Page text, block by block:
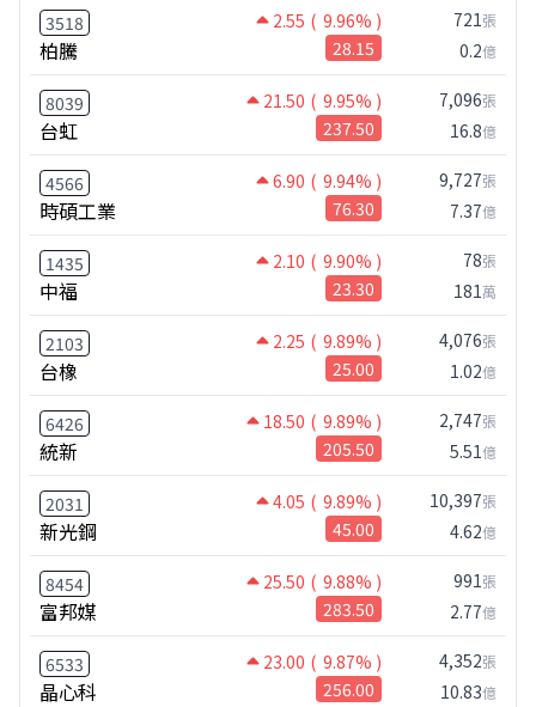
3518 2.55 ( 9.96% )
柏騰 28.15
721張
0.2億
8039 21.50 ( 9.95% )
台虹 237.50
7,096張
16.8億
4566 6.90 ( 9.94% )
時碩工業 76.30
9,727張
7.37億
1435 2.10 ( 9.90% )
中福 23.30
78張
181萬
2103 2.25 ( 9.89% )
台橡 25.00
4,076張
1.02億
6426 18.50 ( 9.89% )
統新 205.50
2,747張
5.51億
2031 4.05 ( 9.89% )
新光鋼 45.00
10,397張
4.62億
8454 25.50 ( 9.88% )
富邦媒 283.50
991張
2.77億
6533 23.00 ( 9.87% )
晶心科 256.00
4,352張
10.83億